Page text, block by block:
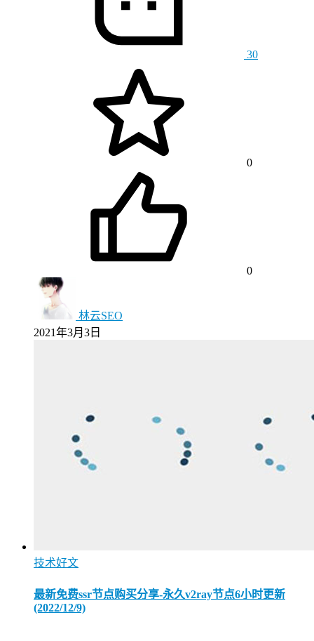
30
0
0
林云SEO
2021年3月3日
技术好文
最新免费ssr节点购买分享-永久v2ray节点6小时更新
(2022/12/9)